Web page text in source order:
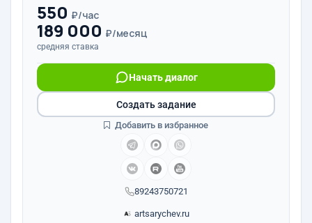
550 ₽/час
189 000 ₽/месяц
средняя ставка
89243750721
Начать диалог
artsarychev.ru
Создать задание
Добавить в избранное